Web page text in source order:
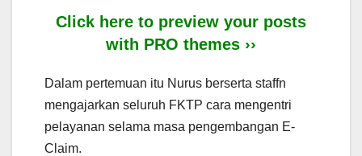
Click here to preview your posts
with PRO themes ››
Dalam pertemuan itu Nurus berserta staffn
mengajarkan seluruh FKTP cara mengentri
pelayanan selama masa pengembangan E-
Claim.